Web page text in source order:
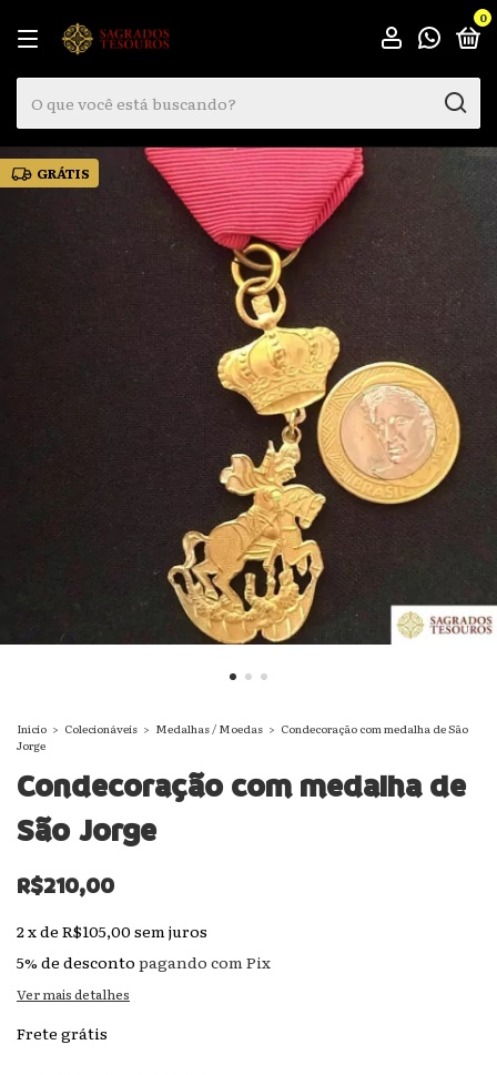
0
GRÁTIS
Início > Colecionáveis > Medalhas / Moedas > Condecoração com medalha de São
Jorge
Condecoração com medalha de
São Jorge
R$210,00
2xde R$105,00 sem juros
5% de desconto pagando com Pix
Ver mais detalhes
Frete grátis